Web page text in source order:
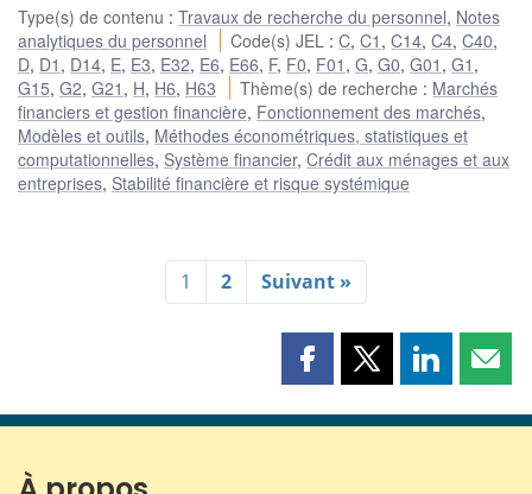
Type(s) de contenu : Travaux de recherche du personnel, Notes
analytiques du personnel
Code(s) JEL :C,C1 ,C14,C4,C40,
D, D1 , D14, E, E3, E32, E6, E66, F, F0, F01 , G, G0, G01 , G1 ,
G15, G2, G21 , H, H6, H63 Thème(s) de recherche : Marchés
financiers et gestion financière, Fonctionnement des marchés,
Modèles et outils, Méthodes économétriques, statistiques et
computationnelles, Système financier, Crédit aux ménages et aux
entreprises, Stabilité financière et risque systémique
1 2 Suivant »
Partager
page
Partager
page
Partager
page page